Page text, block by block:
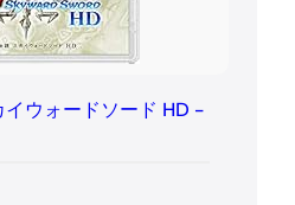
イウォードソード HD -